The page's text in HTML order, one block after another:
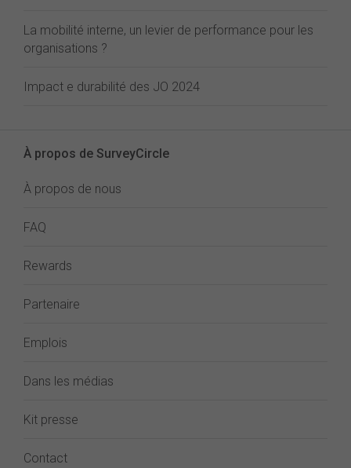
La mobilité interne, un levier de performance pour les
organisations ?
Impact e durabilité des JO 2024
À propos de SurveyCircle
À propos de nous
FAQ
Rewards
Partenaire
Emplois
Dans les médias
Kit presse
Contact